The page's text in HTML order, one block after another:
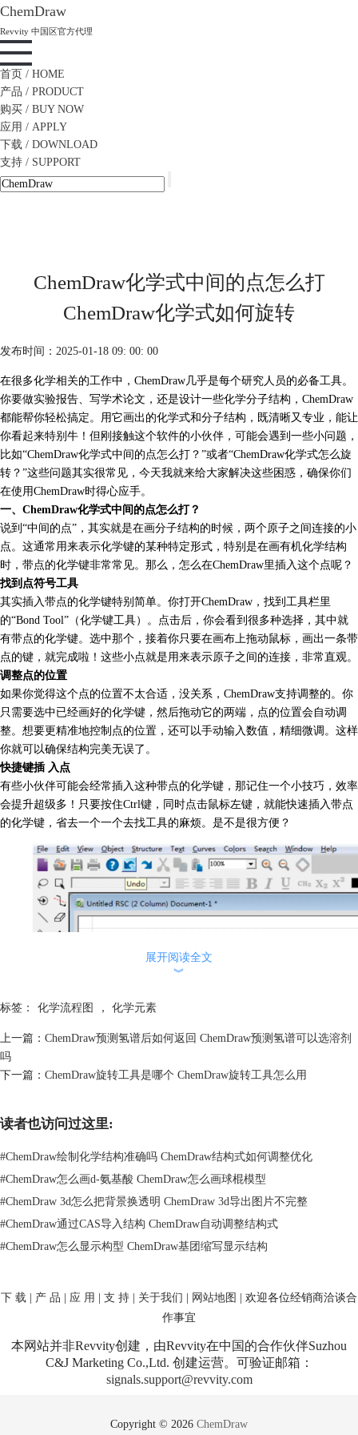
ChemDraw
Revvity 中国区官方代理
首页 / HOME
产品 / PRODUCT
购买 / BUY NOW
应用 / APPLY
下载 / DOWNLOAD
支持 / SUPPORT
ChemDraw化学式中间的点怎么打
ChemDraw化学式如何旋转
发布时间：2025-01-18 09: 00: 00
在很多化学相关的工作中，ChemDraw几乎是每个研究人员的必备工具。
你要做实验报告、写学术论文，还是设计一些化学分子结构，ChemDraw
都能帮你轻松搞定。用它画出的化学式和分子结构，既清晰又专业，能让
你看起来特别牛！但刚接触这个软件的小伙伴，可能会遇到一些小问题，
比如“ChemDraw化学式中间的点怎么打？”或者“ChemDraw化学式怎么旋
转？”这些问题其实很常见，今天我就来给大家解决这些困惑，确保你们
在使用ChemDraw时得心应手。
一、ChemDraw化学式中间的点怎么打？
说到“中间的点”，其实就是在画分子结构的时候，两个原子之间连接的小
点。这通常用来表示化学键的某种特定形式，特别是在画有机化学结构
时，带点的化学键非常常见。那么，怎么在ChemDraw里插入这个点呢？
找到点符号工具
其实插入带点的化学键特别简单。你打开ChemDraw，找到工具栏里
的“Bond Tool”（化学键工具）。点击后，你会看到很多种选择，其中就
有带点的化学键。选中那个，接着你只要在画布上拖动鼠标，画出一条带
点的键，就完成啦！这些小点就是用来表示原子之间的连接，非常直观。
调整点的位置
如果你觉得这个点的位置不太合适，没关系，ChemDraw支持调整的。你
只需要选中已经画好的化学键，然后拖动它的两端，点的位置会自动调
整。想要更精准地控制点的位置，还可以手动输入数值，精细微调。这样
你就可以确保结构完美无误了。
快捷键插 入点
有些小伙伴可能会经常插入这种带点的化学键，那记住一个小技巧，效率
会提升超级多！只要按住Ctrl键，同时点击鼠标左键，就能快速插入带点
的化学键，省去一个一个去找工具的麻烦。是不是很方便？
有时候，我们绘制分子结构时，需要旋转一下整个结构，尤其是当我们画
ChemDraw的旋转功能也很简单，下面我就给大家详细讲解一下。
使用旋转工具
ChemDraw里面有一个专门的旋转工具，帮助你轻松旋转分子结构。只要
可以直接拖动鼠标来调整旋转角度。如果你想要旋转90度，直接输入角度
值也行，这样就能轻松调整分子结构的方向。这个功能特别适合当你需要
有时候，我们希望旋转到一个非常精确的角度，ChemDraw也能轻松搞
定！选中结构后，点击“Angle”选项，输入你需要的旋转角度，ChemDraw
会直接把结构旋转到你设定的度数。这样就能避免手动拖动造成的误差，
特别适合需要精准调整的时候。
个原子或者化学键，按住Ctrl键，然后点击右键并拖动鼠标，就能快速旋
展开阅读全文
︾
标签： 化学流程图 ， 化学元素
上一篇： ChemDraw预测氢谱后如何返回 ChemDraw预测氢谱可以选溶剂
吗
下一篇： ChemDraw旋转工具是哪个 ChemDraw旋转工具怎么用
读者也访问过这里:
#ChemDraw绘制化学结构准确吗 ChemDraw结构式如何调整优化
#ChemDraw怎么画d-氨基酸 ChemDraw怎么画球棍模型
#ChemDraw 3d怎么把背景换透明 ChemDraw 3d导出图片不完整
#ChemDraw通过CAS导入结构 ChemDraw自动调整结构式
#ChemDraw怎么显示构型 ChemDraw基团缩写显示结构
下 载 产 品 应 用 支 持 关于我们 网站地图
| 欢迎各位经销商洽谈合
作事宜
本网站并非Revvity创建，由Revvity在中国的合作伙伴Suzhou
C&J Marketing Co.,Ltd. 创建运营。可验证邮箱：
signals.support@revvity.com
Copyright © 2026 ChemDraw